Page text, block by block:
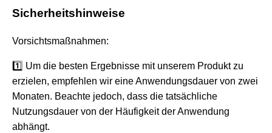
Sicherheitshinweise
Vorsichtsmaßnahmen:
1️⃣ Um die besten Ergebnisse mit unserem Produkt zu
erzielen, empfehlen wir eine Anwendungsdauer von zwei
Monaten. Beachte jedoch, dass die tatsächliche
Nutzungsdauer von der Häufigkeit der Anwendung
abhängt.